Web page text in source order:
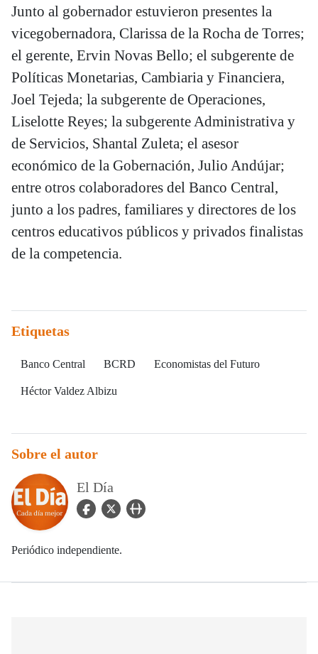
Junto al gobernador estuvieron presentes la
vicegobernadora, Clarissa de la Rocha de Torres;
el gerente, Ervin Novas Bello; el subgerente de
Políticas Monetarias, Cambiaria y Financiera,
Joel Tejeda; la subgerente de Operaciones,
Liselotte Reyes; la subgerente Administrativa y
de Servicios, Shantal Zuleta; el asesor
económico de la Gobernación, Julio Andújar;
entre otros colaboradores del Banco Central,
junto a los padres, familiares y directores de los
centros educativos públicos y privados finalistas
de la competencia.
Etiquetas
Banco Central BCRD Economistas del Futuro
Héctor Valdez Albizu
Sobre el autor
El Día
facebook Icon
twitter Iconuser_url Icon
Periódico independiente.